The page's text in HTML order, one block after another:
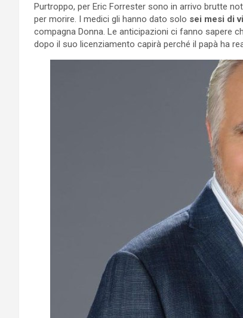
Purtroppo, per Eric Forrester sono in arrivo brutte
per morire. I medici gli hanno dato solo sei mesi di
compagna Donna. Le anticipazioni ci fanno sapere
dopo il suo licenziamento capirà perché il papà ha